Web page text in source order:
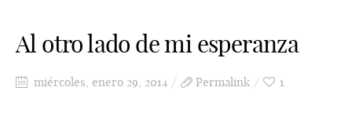
Al otro lado de mi esperanza
miércoles, enero 29, 2014 Permalink 1